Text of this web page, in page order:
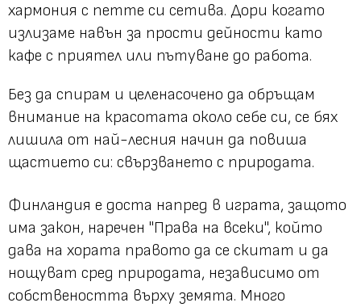
хармония с петте си сетива. Дори когато
излизаме навън за прости дейности като
кафе с приятел или пътуване до работа.
Без да спирам и целенасочено да обръщам
внимание на красотата около себе си, се бях
лишила от най-лесния начин да повиша
щастието си: свързването с природата.
Финландия е доста напред в играта, защото
има закон, наречен "Права на всеки", който
дава на хората правото да се скитат и да
нощуват сред природата, независимо от
собствеността върху земята. Много